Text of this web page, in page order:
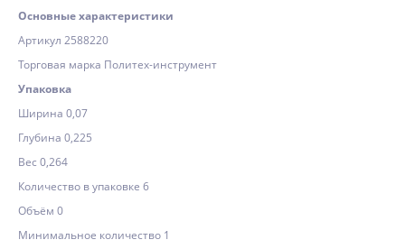
Основные характеристики
Артикул 2588220
Торговая марка Политех-инструмент
Упаковка
Ширина 0,07
Глубина 0,225
Вес 0,264
Количество в упаковке 6
Объём 0
Минимальное количество 1